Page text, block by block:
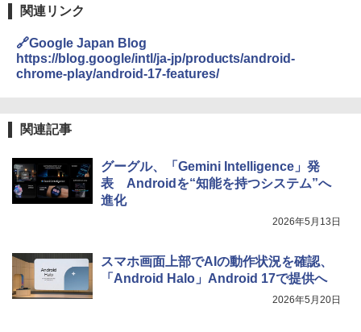
関連リンク
🔗Google Japan Blog
https://blog.google/intl/ja-jp/products/android-
chrome-play/android-17-features/
関連記事
グーグル、「Gemini Intelligence」発
表 Androidを“知能を持つシステム”へ
進化
2026年5月13日
スマホ画面上部でAIの動作状況を確認、
「Android Halo」Android 17で提供へ
2026年5月20日